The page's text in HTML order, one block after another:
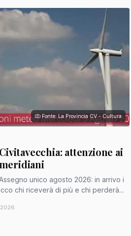
Fonte: La Provincia CV - Cultura
attenzione ai
unico agosto 2026: in arrivo i
chi riceverà di più e chi perderà...